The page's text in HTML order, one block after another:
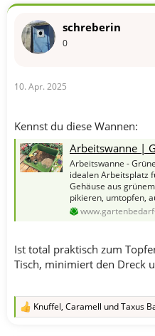
k
o
:
schreberin
0
10. Apr. 2025
Kennst du diese Wannen:
Arbeitswanne |
Arbeitswanne -
idealen Arbeitsplatz
Gehäuse aus
pikieren, umtopfen,
Ist total praktisch zum
Tisch, minimiert den Dreck
R
Knuffel, Caramell undTaxus